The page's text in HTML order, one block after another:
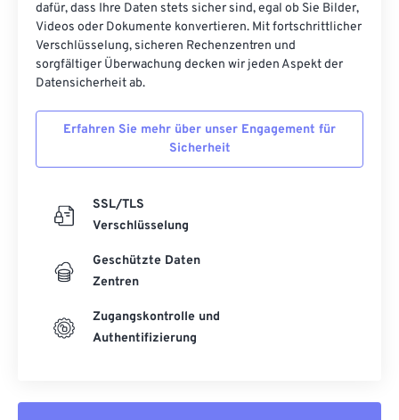
dafür, dass Ihre Daten stets sicher sind, egal ob Sie Bilder,
Videos oder Dokumente konvertieren. Mit fortschrittlicher
Verschlüsselung, sicheren Rechenzentren und
sorgfältiger Überwachung decken wir jeden Aspekt der
Datensicherheit ab.
Erfahren Sie mehr über unser Engagement für
Sicherheit
SSL/TLS
Verschlüsselung
Geschützte Daten
Zentren
Zugangskontrolle und
Authentifizierung